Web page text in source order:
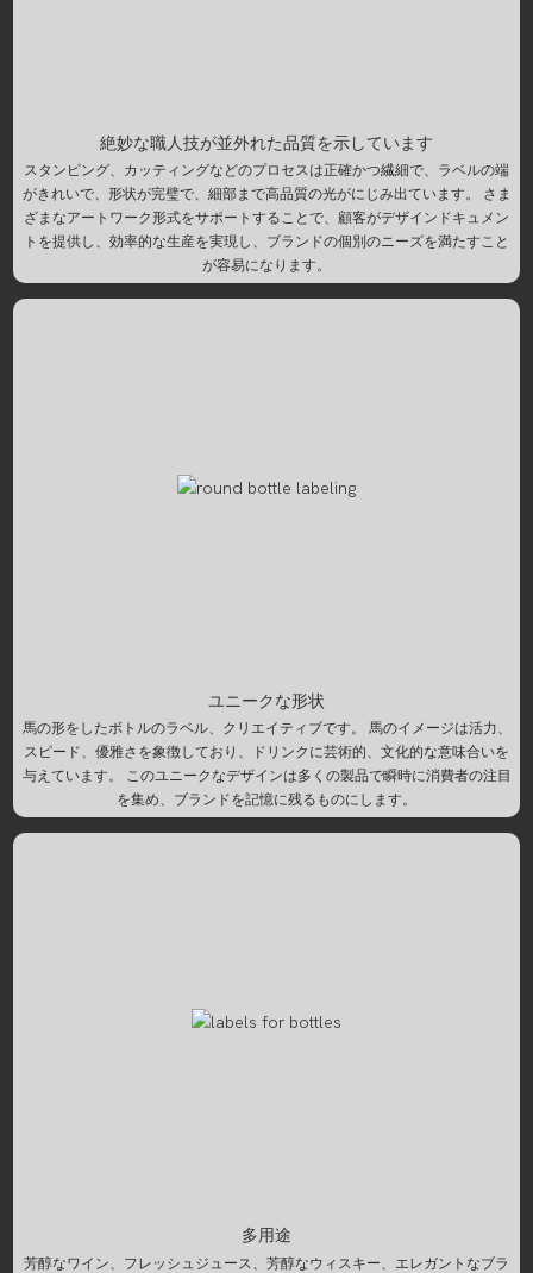
絶妙な職人技が並外れた品質を示しています
スタンピング、カッティングなどのプロセスは正確かつ繊細で、ラベルの端
がきれいで、形状が完璧で、細部まで高品質の光がにじみ出ています。 さま
ざまなアートワーク形式をサポートすることで、顧客がデザインドキュメン
トを提供し、効率的な生産を実現し、ブランドの個別のニーズを満たすこと
が容易になります。
ユニークな形状
馬の形をしたボトルのラベル、クリエイティブです。 馬のイメージは活力、
スピード、優雅さを象徴しており、ドリンクに芸術的、文化的な意味合いを
与えています。 このユニークなデザインは多くの製品で瞬時に消費者の注目
を集め、ブランドを記憶に残るものにします。
多用途
芳醇なワイン、フレッシュジュース、芳醇なウィスキー、エレガントなブラ